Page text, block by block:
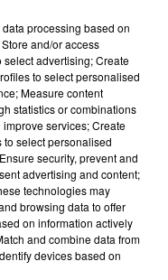
mettre en
pétanque
processing based on
and/or access
advertising; Create
to select personalised
Measure content
statistics or combinations
services; Create
select personalised
security, prevent and
advertising and content;
technologies may
browsing data to offer
on information actively
and combine data from
devices based on